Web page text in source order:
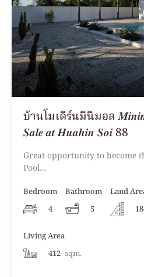
บ้านโมเดิร์นมินิมอล
𝑺𝒂𝒍𝒆 𝒂𝒕 𝑯𝒖𝒂𝒉𝒊𝒏 𝑺𝒐𝒊 88
Great opportunity to become
Pool…
Bedroom
4
Bathroom
5
Land
Living Area
412 sqm.